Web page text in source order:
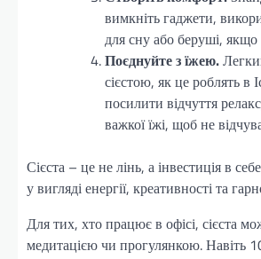
вимкніть гаджети,
для сну або беруші, якщо
Поєднуйте з їжею.
сієстою, як це роблять в
посилити відчуття
важкої їжі, щоб не
Сієста – це не лінь, а інвестиція в
у вигляді енергії, креативності та
Для тих, хто працює в офісі, сієста
медитацією чи прогулянкою. Навіть